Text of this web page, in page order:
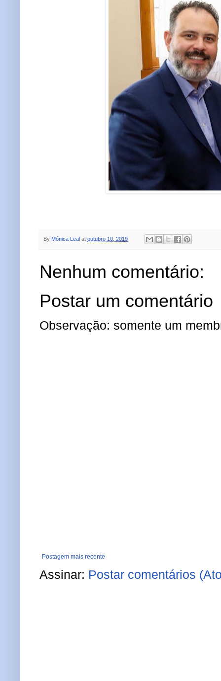
By Mônica Leal at outubro 10, 2019
Nenhum comentário:
Postar um comentário
Observação: somente um
Postagem mais recente
Assinar: Postar comentários